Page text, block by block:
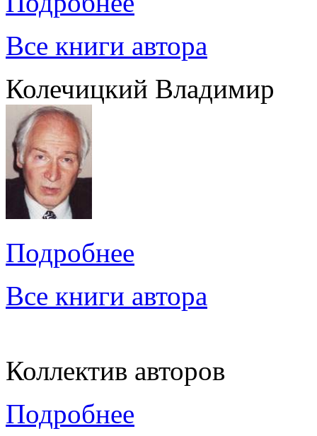
Все книги автора
Колечицкий Владимир
Подробнее
Все книги автора
Коллектив авторов
Подробнее